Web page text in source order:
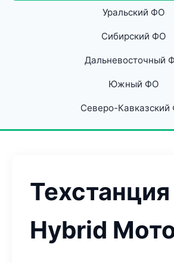
Уральский ФО
Сибирский ФО
Дальневосточный
Южный ФО
Северо-
Техстанция
Hybrid